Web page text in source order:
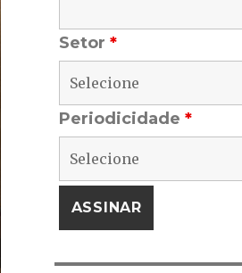
Setor *
Periodicidade *